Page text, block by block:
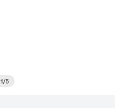
1/5